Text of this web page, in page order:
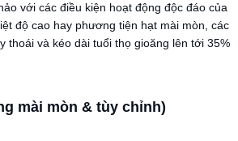
với các điều kiện hoạt động độc đáo của
độ cao hay phương tiện hạt mài mòn, các
thoái và kéo dài tuổi thọ gioăng lên tới 35%
mài mòn & tùy chỉnh)